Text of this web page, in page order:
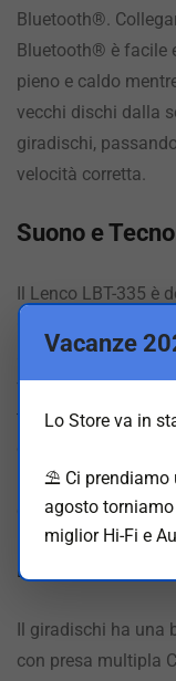
Bluetooth®.
Bluetooth® è facile
pieno e caldo
vecchi dischi dalla
giradischi,
velocità corretta.
Suono e
Il Lenco LBT-335 è
analogico a
facilmente i vinili
trasmissione a
prestazioni
giradischi da
Design e
Il giradischi ha una
con presa multipla
Vacanze
Lo Store va in
⛱️ Ci prendiamo
agosto
miglior Hi-Fi e